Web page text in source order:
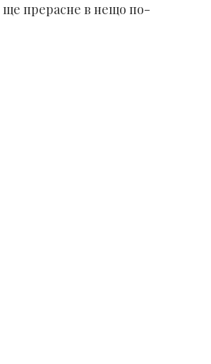
ще прерасне в нещо по-